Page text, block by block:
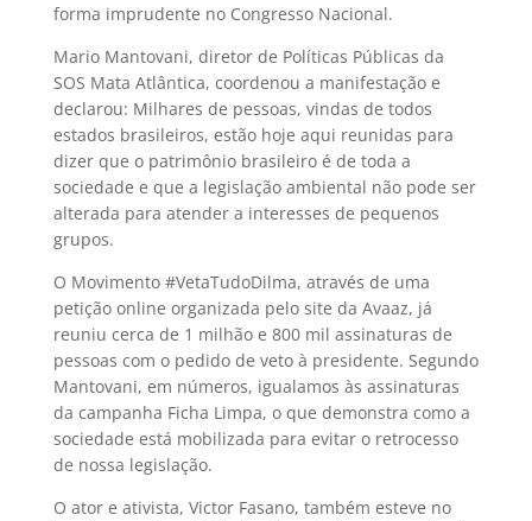
forma imprudente no Congresso Nacional.
Mario Mantovani, diretor de Políticas Públicas da
SOS Mata Atlântica, coordenou a manifestação e
declarou: Milhares de pessoas, vindas de todos
estados brasileiros, estão hoje aqui reunidas para
dizer que o patrimônio brasileiro é de toda a
sociedade e que a legislação ambiental não pode ser
alterada para atender a interesses de pequenos
grupos.
O Movimento #VetaTudoDilma, através de uma
petição online organizada pelo site da Avaaz, já
reuniu cerca de 1 milhão e 800 mil assinaturas de
pessoas com o pedido de veto à presidente. Segundo
Mantovani, em números, igualamos às assinaturas
da campanha Ficha Limpa, o que demonstra como a
sociedade está mobilizada para evitar o retrocesso
de nossa legislação.
O ator e ativista, Victor Fasano, também esteve no